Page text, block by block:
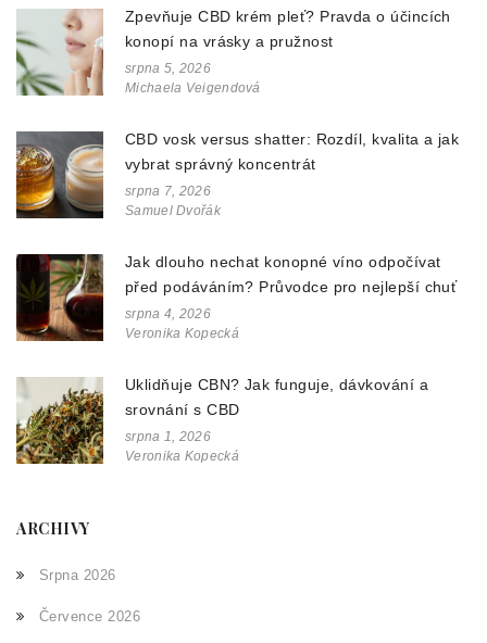
Zpevňuje CBD krém pleť? Pravda o účincích
konopí na vrásky a pružnost
srpna 5, 2026
Michaela Veigendová
CBD vosk versus shatter: Rozdíl, kvalita a jak
vybrat správný koncentrát
srpna 7, 2026
Samuel Dvořák
Jak dlouho nechat konopné víno odpočívat
před podáváním? Průvodce pro nejlepší chuť
srpna 4, 2026
Veronika Kopecká
Uklidňuje CBN? Jak funguje, dávkování a
srovnání s CBD
srpna 1, 2026
Veronika Kopecká
ARCHIVY
Srpna 2026
Července 2026